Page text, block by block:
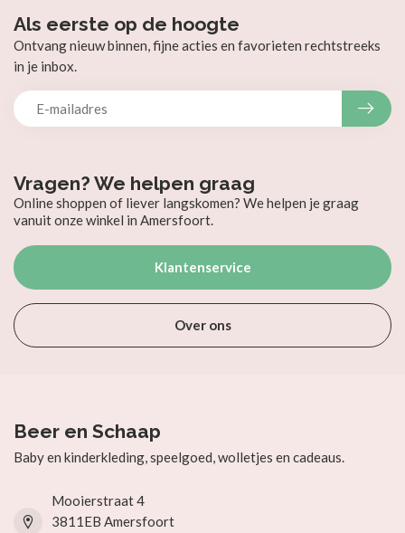
Vragen? We helpen graag
Online shoppen of liever langskomen? We helpen je graag
vanuit onze winkel in Amersfoort.
Klantenservice
Over ons
Als eerste op de hoogte
Ontvang nieuw binnen, fijne acties en favorieten rechtstreeks
in je inbox.
Beer en Schaap
Baby en kinderkleding, speelgoed, wolletjes en cadeaus.
Mooierstraat 4
3811EB Amersfoort